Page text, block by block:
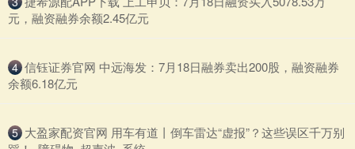
元，融资融券余额2.45亿元
4 ​信钰证券官网 中远海发：7月18日融券卖出200股，融资融券
余额6.18亿元
5 ​大盈家配资官网 用车有道丨倒车雷达“虚报”？这些误区千万别